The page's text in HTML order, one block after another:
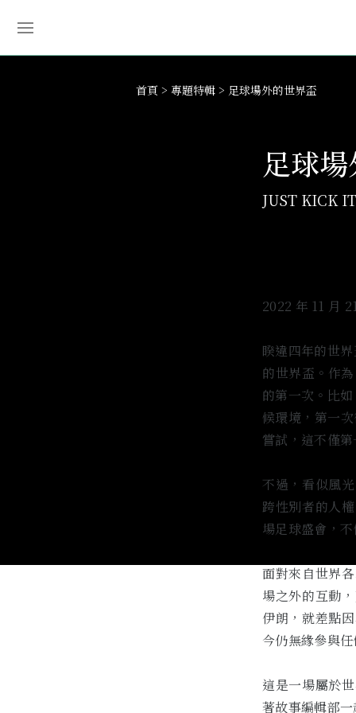
首頁 專題特輯 足球場外的世界盃
足球
JUST KICK
2022 年 11 月
睽違四年的世
的世界盃。作
的第一次。比
候環境，第一
嘗試，這不僅
不過，看似風
跨性別者的人
場足球盛會，
面對來自世界
場之外的互動
伊朗，就差點
今仍無緣參與
這是一場屬於
著故事編輯部